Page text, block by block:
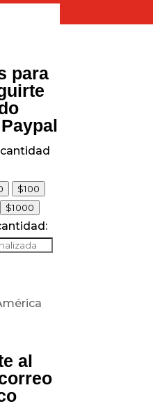
para
$100
$1000
al